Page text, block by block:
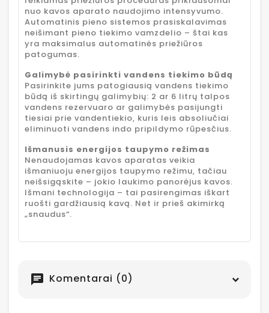
nuo kavos aparato naudojimo intensyvumo.
Automatinis pieno sistemos prasiskalavimas
neišimant pieno tiekimo vamzdelio – štai kas
yra maksimalus automatinės priežiūros
patogumas.
Galimybė pasirinkti vandens tiekimo būdą
Pasirinkite jums patogiausią vandens tiekimo
būdą iš skirtingų galimybių: 2 ar 6 litrų talpos
vandens rezervuaro ar galimybės pasijungti
tiesiai prie vandentiekio, kuris leis absoliučiai
eliminuoti vandens indo pripildymo rūpesčius.
Išmanusis energijos taupymo režimas
Nenaudojamas kavos aparatas veikia
išmaniuoju energijos taupymo režimu, tačiau
neišsigąskite – jokio laukimo panorėjus kavos.
Išmani technologija – tai pasirengimas iškart
ruošti gardžiausią kavą. Net ir prieš akimirką
„snaudus“.
chat Komentarai (0)